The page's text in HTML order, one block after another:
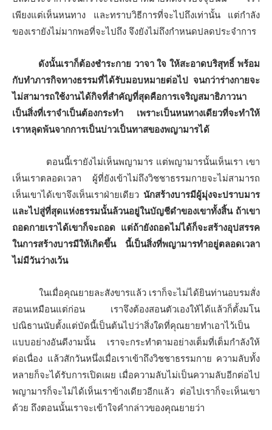
เพียงแต่เห็นหนทาง และทราบวิธีการที่จะไปถึงเท่านั้น แต่กําลัง
ของเรายังไม่มากพอที่จะไปถึง จึงยังไม่ถึงกําหนดปลดประจําการ
ดังนั้นเราก็ต้องชําระกาย วาจา ใจ ให้สะอาดบริสุทธิ์ พร้อม
กับทําภารกิจทางธรรมที่ได้รับมอบหมายต่อไป จนกว่าร่างกายจะ
ไม่สามารถใช้งานได้กิจที่สําคัญที่สุดคือการเจริญสมาธิภาวนา
เป็นสิ่งที่เราจําเป็นต้องกระทํา เพราะเป็นหนทางเดียวที่จะทําให้
เราหลุดพ้นจากการเป็นบ่าวเป็นทาสของพญามารได้
ตอนนี้เรายังไม่เห็นพญามาร แต่พญามารนั้นเห็นเรา เขา
เห็นเราตลอดเวลา ผู้ที่ยังเข้าไม่ถึงวิชชาธรรมกายจะไม่สามารถ
เห็นเขาได้เขาจึงเห็นเราฝ่ายเดียว นักสร้างบารมีผู้มุ่งจะปราบมาร
และไปสู่ที่สุดแห่งธรรมนั้นล้วนอยู่ในบัญชีดําของเขาทั้งสิ้น ถ้าเขา
ถอดกายเราได้เขาก็จะถอด แต่ถ้ายังถอดไม่ได้ก็จะสร้างอุปสรรค
ในการสร้างบารมีให้เกิดขึ้น นี้เป็นสิ่งที่พญามารทําอยู่ตลอดเวลา
ไม่มีวันว่างเว้น
ในเมื่อคุณยายละสังขารแล้ว เราก็จะไม่ได้ยินท่านอบรมสั่ง
สอนเหมือนแต่ก่อน เราจึงต้องสอนตัวเองให้ได้แล้วก็ตั้งมโน
ปณิธานนับตั้งแต่บัดนี้เป็นต้นไปว่าสิ่งใดที่คุณยายทําเอาไว้เป็น
แบบอย่างอันดีงามนั้น เราจะกระทําตามอย่างเต็มที่เต็มกําลังให้
ต่อเนื่อง แล้วสักวันหนึ่งเมื่อเราเข้าถึงวิชชาธรรมกาย ความลับทั้ง
หลายก็จะได้รับการเปิดเผย เมื่อความลับไม่เป็นความลับอีกต่อไป
พญามารก็จะไม่ได้เห็นเราข้างเดียวอีกแล้ว ต่อไปเราก็จะเห็นเขา
ด้วย ถึงตอนนั้นเราจะเข้าใจคํากล่าวของคุณยายว่า